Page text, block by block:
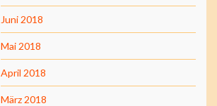
Juni 2018
Mai 2018
April 2018
März 2018